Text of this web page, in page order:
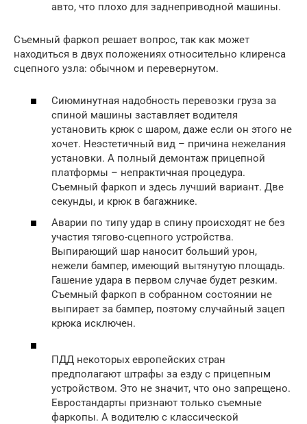
авто, что плохо для заднеприводной машины.
Съемный фаркоп решает вопрос, так как может
находиться в двух положениях относительно клиренса
сцепного узла: обычном и перевернутом.
Сиюминутная надобность перевозки груза за
спиной машины заставляет водителя
установить крюк с шаром, даже если он этого не
хочет. Неэстетичный вид – причина нежелания
установки. А полный демонтаж прицепной
платформы – непрактичная процедура.
Съемный фаркоп и здесь лучший вариант. Две
секунды, и крюк в багажнике.
Аварии по типу удар в спину происходят не без
участия тягово-сцепного устройства.
Выпирающий шар наносит больший урон,
нежели бампер, имеющий вытянутую площадь.
Гашение удара в первом случае будет резким.
Съемный фаркоп в собранном состоянии не
выпирает за бампер, поэтому случайный зацеп
крюка исключен.
ПДД некоторых европейских стран
предполагают штрафы за езду с прицепным
устройством. Это не значит, что оно запрещено.
Евростандарты признают только съемные
фаркопы. А водителю с классической